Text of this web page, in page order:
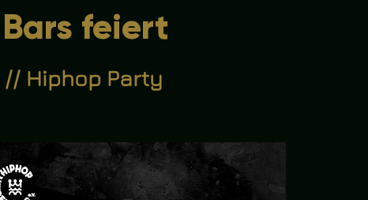
feiert
// Hiphop Party